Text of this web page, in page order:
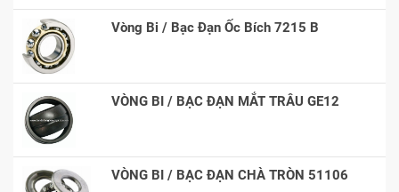
Vòng Bi / Bạc Đạn Ốc Bích 7215 B
VÒNG BI / BẠC ĐẠN MẮT TRÂU GE12
VÒNG BI / BẠC ĐẠN CHÀ TRÒN 51106